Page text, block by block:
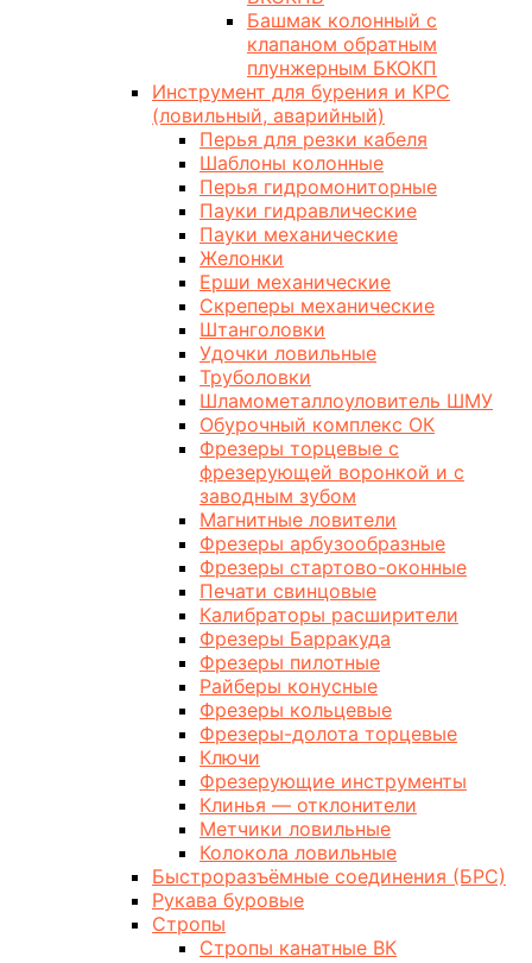
Башмак колонный с
клапаном обратным
плунжерным БКОКП
Инструмент для бурения и КРС
(ловильный, аварийный)
Перья для резки кабеля
Шаблоны колонные
Перья гидромониторные
Пауки гидравлические
Пауки механические
Желонки
Ерши механические
Скреперы механические
Штанголовки
Удочки ловильные
Труболовки
Шламометаллоуловитель ШМУ
Обурочный комплекс ОК
Фрезеры торцевые с
фрезерующей воронкой и с
заводным зубом
Магнитные ловители
Фрезеры арбузообразные
Фрезеры стартово-оконные
Печати свинцовые
Калибраторы расширители
Фрезеры Барракуда
Фрезеры пилотные
Райберы конусные
Фрезеры кольцевые
Фрезеры-долота торцевые
Ключи
Фрезерующие инструменты
Клинья — отклонители
Метчики ловильные
Колокола ловильные
Быстроразъёмные соединения (БРС)
Рукава буровые
Стропы
Стропы канатные ВК